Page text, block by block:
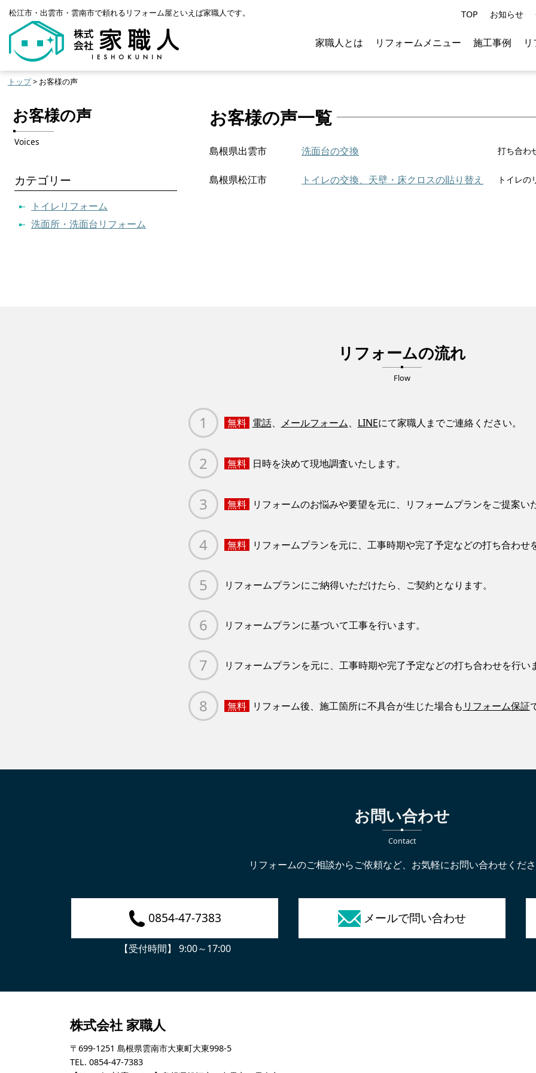
松江市・出雲市・雲南市で頼れるリフォーム屋といえば家職人です。 TOP お知らせ
家職人とは リフォームメニュー 施工事例
トップ> お客様の声
お客様の声
Voices
カテゴリー
トイレリフォーム
洗面所・洗面台リフォーム
お客様の声一覧
島根県出雲市 洗面台の交換
島根県松江市 トイレの交換、天壁・床クロスの貼り替え
リフォームの流れ
Flow
無料 電話、 メールフォーム、 LINEにて家職人までご連絡ください。
無料 日時を決めて現地調査いたします。
無料 リフォームのお悩みや要望を元に、リフォームプランをご提案い
無料 リフォームプランを元に、工事時期や完了予定などの打ち合わせ
リフォームプランにご納得いただけたら、ご契約となります。
リフォームプランに基づいて工事を行います。
リフォームプランを元に、工事時期や完了予定などの打ち合わせを行い
無料 リフォーム後、施工箇所に不具合が生じた場合も リフォーム保証
お問い合わせ
Contact
リフォームのご相談からご依頼など、お気軽にお問い合わせくださ
0854-47-7383
【受付時間】 9:00～17:00
メールで問い合わせ
株式会社 家職人
〒699-1251 島根県雲南市大東町大東998-5
TEL. 0854-47-7383